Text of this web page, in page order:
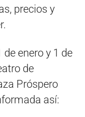
precios y
enero y 1 de
de
Próspero
así: